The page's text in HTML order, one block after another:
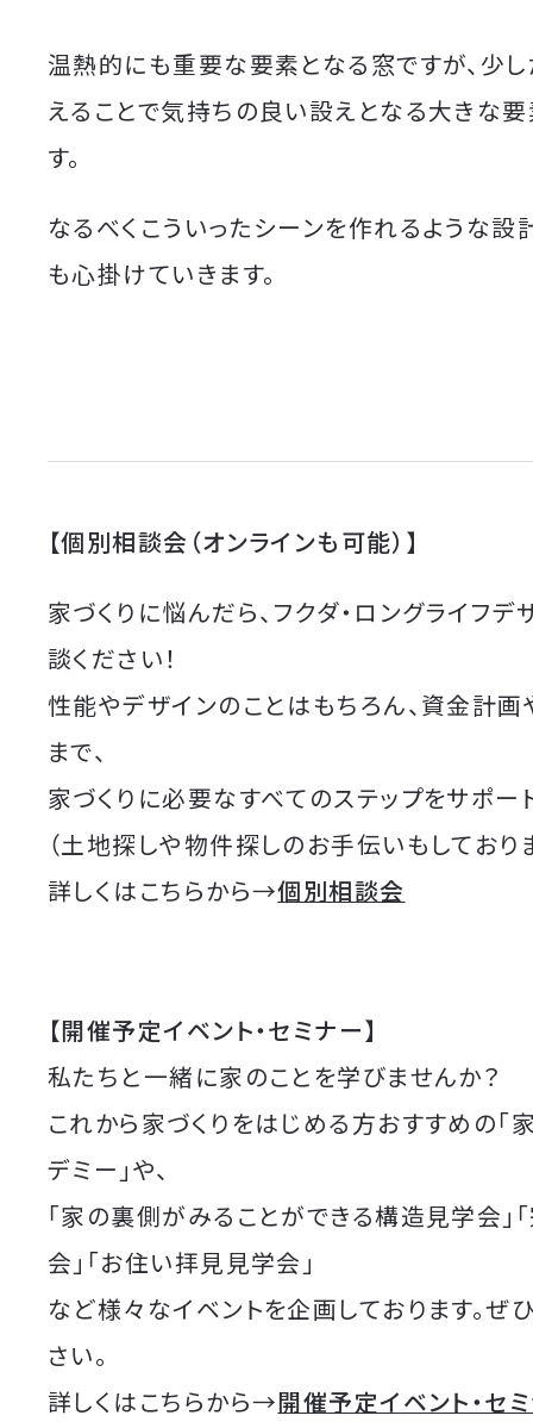
温熱的にも重要な要素となる窓ですが、少
えることで気持ちの良い設えとなる大きな
す。
なるべくこういったシーンを作れるような設
も心掛けていきます。
【個別相談会（オンラインも可能）】
家づくりに悩んだら、フクダ・ロングライフ
談ください！
性能やデザインのことはもちろん、資金計
まで、
家づくりに必要なすべてのステップをサポー
（土地探しや物件探しのお手伝いもしており
詳しくはこちらから→個別相談会
【開催予定イベント・セミナー】
私たちと一緒に家のことを学びませんか？
これから家づくりをはじめる方おすすめの「
デミー」や、
「家の裏側がみることができる構造見学会」
会」「お住い拝見見学会」
など様々なイベントを企画しております。ぜ
さい。
詳しくはこちらから→開催予定イベント・セ